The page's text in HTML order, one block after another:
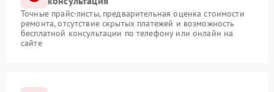
Точные прайс-листы, предварительная оценка стоимости
ремонта, отсутствие скрытых платежей и возможность
бесплатной консультации по телефону или онлайн на
сайте